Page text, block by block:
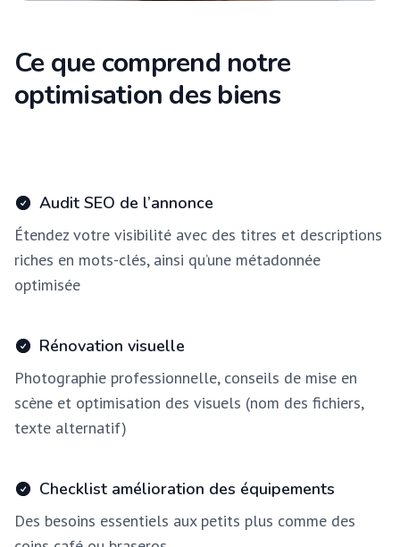
Ce que comprend notre
optimisation des biens
Audit SEO de l’annonce
Étendez votre visibilité avec des titres et descriptions
riches en mots-clés, ainsi qu’une métadonnée
optimisée
Rénovation visuelle
Photographie professionnelle, conseils de mise en
scène et optimisation des visuels (nom des fichiers,
texte alternatif)
Checklist amélioration des équipements
Des besoins essentiels aux petits plus comme des